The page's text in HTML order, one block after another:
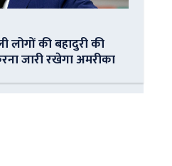
लोगों की बहादुरी की
जारी रखेगा अमरीका